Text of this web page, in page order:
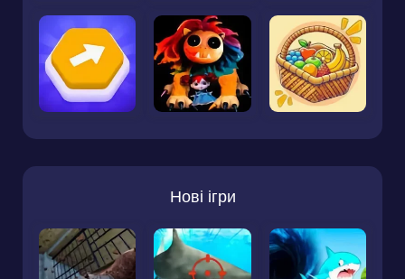
Нові ігри